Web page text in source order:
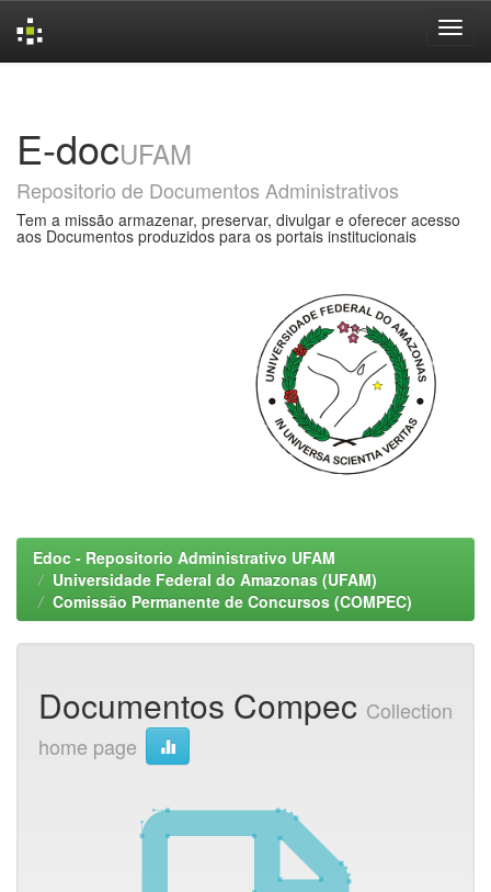
E-docUFAM
Repositorio de Documentos Administrativos
Tem a missão armazenar, preservar, divulgar e oferecer acesso
aos Documentos produzidos para os portais institucionais
Edoc - Repositorio Administrativo UFAM
Universidade Federal do Amazonas (UFAM)
Comissão Permanente de Concursos (COMPEC)
Documentos Compec Collection
home page